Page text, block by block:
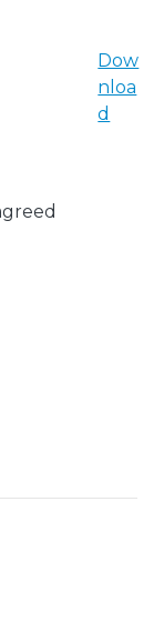
Dow
nloa
d